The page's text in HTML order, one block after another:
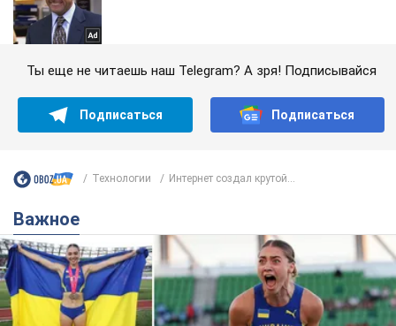
Ты еще не читаешь наш Telegram? А зря! Подписывайся
Подписаться Подписаться
Технологии Интернет создал крутой...
Важное